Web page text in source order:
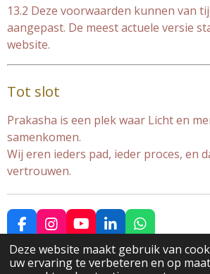
Deze website maakt gebruik van
uw ervaring te verbeteren en op maat
13.2 Deze voorwaarden kunnen van
aangepast. De meest actuele versie
website.
Tot slot
Prakasha is een plek waar Licht en
samenkomen.
Wij eren ieders pad, ieder proces, en
vertrouwen.
F
c
e
I
n
s
t
Y
u
T
L
i
n
k
W
a
t
© 2025 Prakasha |Algemene voorwaarden